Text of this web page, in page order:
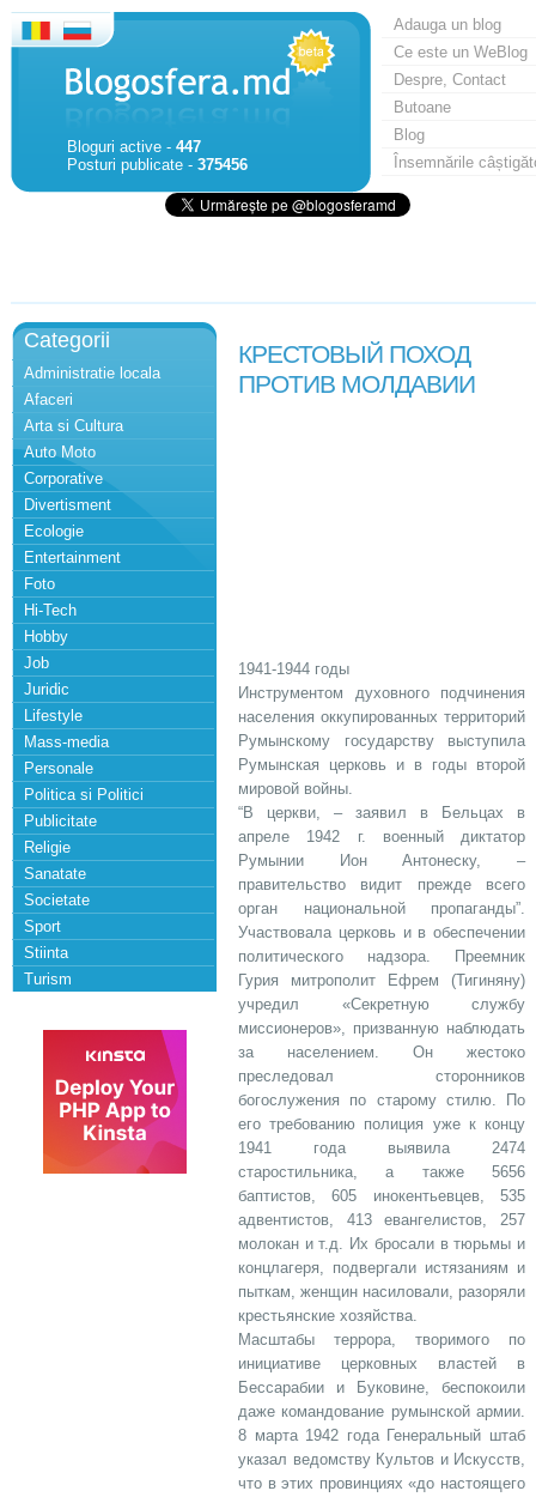
Bloguri active - 447
Posturi publicate - 375456
Adauga un blog
Ce este un WeBlog
Despre, Contact
Butoane
Blog
Însemnările
Categorii
Administratie locala
Afaceri
Arta si Cultura
Auto Moto
Corporative
Divertisment
Ecologie
Entertainment
Foto
Hi-Tech
Hobby
Job
Juridic
Lifestyle
Mass-media
Personale
Politica si Politici
Publicitate
Religie
Sanatate
Societate
Sport
Stiinta
Turism
КРЕСТОВЫЙ ПОХОД
ПРОТИВ МОЛДАВИИ
1941-1944 годы
Инструментом духовного подчинения
населения оккупированных территорий
Румынскому государству выступила
Румынская церковь и в годы второй
мировой войны.
“В церкви, – заявил в Бельцах в
апреле 1942 г. военный диктатор
Румынии Ион Антонеску, –
правительство видит прежде всего
орган национальной пропаганды”.
Участвовала церковь и в обеспечении
политического надзора. Преемник
Гурия митрополит Ефрем (Тигиняну)
учредил «Секретную службу
миссионеров», призванную наблюдать
за населением. Он жестоко
преследовал сторонников
богослужения по старому стилю. По
его требованию полиция уже к концу
1941 года выявила 2474
старостильника, а также 5656
баптистов, 605 инокентьевцев, 535
адвентистов, 413 евангелистов, 257
молокан и т.д. Их бросали в тюрьмы и
концлагеря, подвергали истязаниям и
пыткам, женщин насиловали, разоряли
крестьянские хозяйства.
Масштабы террора, творимого по
инициативе церковных властей в
Бессарабии и Буковине, беспокоили
даже командование румынской армии.
8 марта 1942 года Генеральный штаб
указал ведомству Культов и Искусств,
что в этих провинциях «до настоящего